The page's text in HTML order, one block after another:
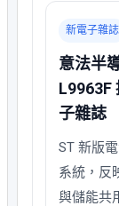
新電子雜誌
意法半
L9963F
子雜誌
ST 新版
系統，反
與儲能共